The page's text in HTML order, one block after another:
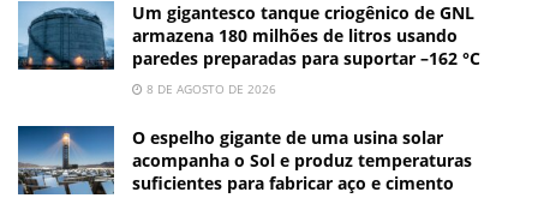
Um gigantesco tanque criogênico de GNL
armazena 180 milhões de litros usando
paredes preparadas para suportar –162 °C
8 DE AGOSTO DE 2026
O espelho gigante de uma usina solar
acompanha o Sol e produz temperaturas
suficientes para fabricar aço e cimento